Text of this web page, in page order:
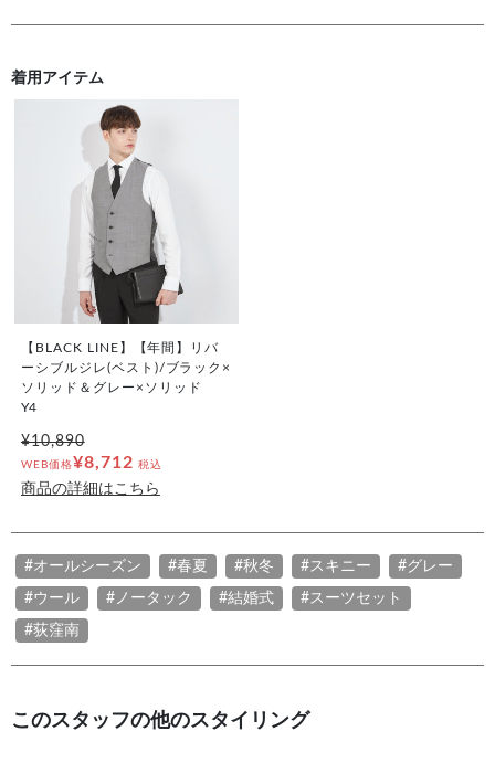
着用アイテム
【BLACK LINE】【年間】リバ
ーシブルジレ(ベスト)/ブラック×
ソリッド＆グレー×ソリッド
Y4
¥10,890
WEB価格¥8,712 税込
商品の詳細はこちら
#オールシーズン #春夏 #秋冬 #スキニー #グレー
#ウール #ノータック #結婚式 #スーツセット
#荻窪南
このスタッフの他のスタイリング